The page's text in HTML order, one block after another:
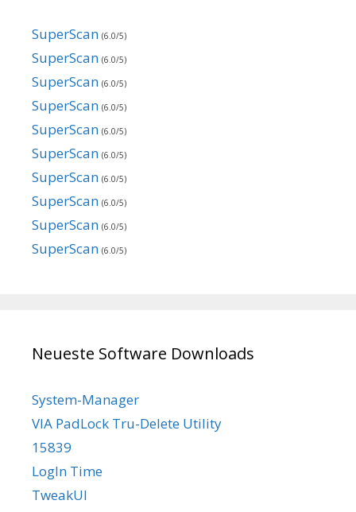
SuperScan (6.0/5)
SuperScan (6.0/5)
SuperScan (6.0/5)
SuperScan (6.0/5)
SuperScan (6.0/5)
SuperScan (6.0/5)
SuperScan (6.0/5)
SuperScan (6.0/5)
SuperScan (6.0/5)
SuperScan (6.0/5)
Neueste Software Downloads
System-Manager
VIA PadLock Tru-Delete Utility
15839
LogIn Time
TweakUI